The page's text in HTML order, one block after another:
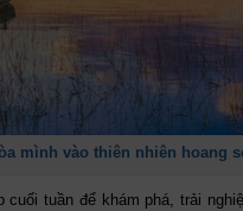
mình vào thiên nhiên hoang
tuần để khám phá, trải